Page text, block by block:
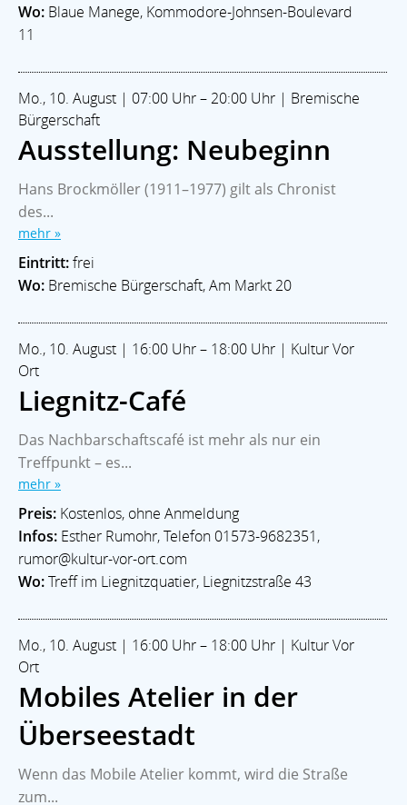
Wo: Blaue Manege, Kommodore-Johnsen-Boulevard
11
Mo., 10. August | 07:00 Uhr – 20:00 Uhr | Bremische
Bürgerschaft
Ausstellung: Neubeginn
Hans Brockmöller (1911–1977) gilt als Chronist
des...
mehr »
Eintritt:frei
Wo: Bremische Bürgerschaft, Am Markt 20
Mo., 10. August | 16:00 Uhr – 18:00 Uhr | Kultur Vor
Ort
Liegnitz-Café
Das Nachbarschaftscafé ist mehr als nur ein
Treffpunkt – es...
mehr »
Preis: Kostenlos, ohne Anmeldung
Infos: Esther Rumohr, Telefon 01573-9682351,
rumor@kultur-vor-ort.com
Wo:Treff im Liegnitzquatier, Liegnitzstraße 43
Mo., 10. August | 16:00 Uhr – 18:00 Uhr | Kultur Vor
Ort
Mobiles Atelier in der
Überseestadt
Wenn das Mobile Atelier kommt, wird die Straße
zum...